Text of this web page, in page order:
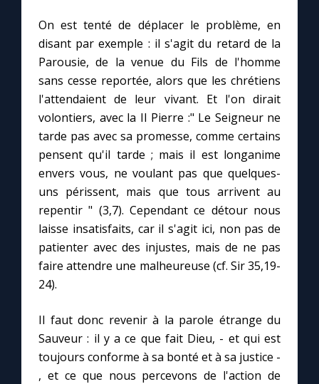
On est tenté de déplacer le problème, en
disant par exemple : il s'agit du retard de la
Parousie, de la venue du Fils de l'homme
sans cesse reportée, alors que les chrétiens
l'attendaient de leur vivant. Et l'on dirait
volontiers, avec la II Pierre :" Le Seigneur ne
tarde pas avec sa promesse, comme certains
pensent qu'il tarde ; mais il est longanime
envers vous, ne voulant pas que quelques-
uns périssent, mais que tous arrivent au
repentir " (3,7). Cependant ce détour nous
laisse insatisfaits, car il s'agit ici, non pas de
patienter avec des injustes, mais de ne pas
faire attendre une malheureuse (cf. Sir 35,19-
24).
Il faut donc revenir à la parole étrange du
Sauveur : il y a ce que fait Dieu, - et qui est
toujours conforme à sa bonté et à sa justice -
, et ce que nous percevons de l'action de